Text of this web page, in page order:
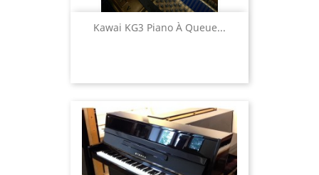
Kawai KG3 Piano À Queue...